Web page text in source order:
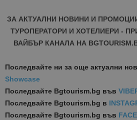
ЗА АКТУАЛНИ НОВИНИ И
ТУРОПЕРАТОРИ И ХОТЕЛИЕРИ -
ВАЙБЪР КАНАЛА НА
Последвайте ни за още актуални
Showcase
Последвайте Bgtourism.bg във
Последвайте Bgtourism.bg в
Последвайте Bgtourism.bg във